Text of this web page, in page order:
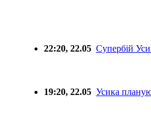
22:20, 22.05 Супербій
19:20, 22.05 Усика